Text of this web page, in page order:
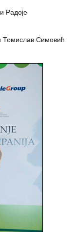
Радоје
Симовић